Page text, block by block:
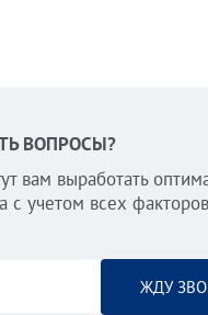
ВОПРОСЫ?
вам выработать
с учетом всех